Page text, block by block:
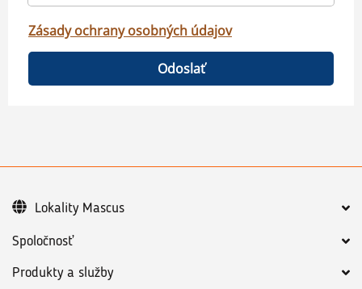
Zásady ochrany osobných údajov
Odoslať
Spoločnosť
Produkty a služby
Lokality Mascus